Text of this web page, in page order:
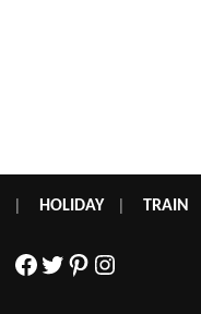
HOLIDAY| TRAIN
Facebook
Twitter
Pinterest
Instagram